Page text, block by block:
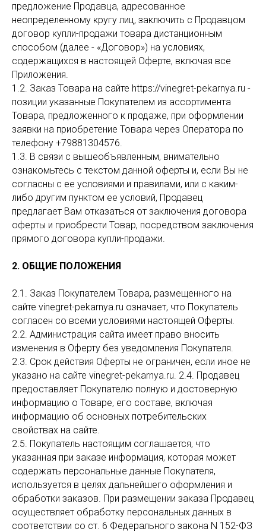
предложение Продавца, адресованное
неопределенному кругу лиц, заключить с Продавцом
договор купли-продажи товара дистанционным
способом (далее - «Договор») на условиях,
содержащихся в настоящей Оферте, включая все
Приложения.
1.2. Заказ Товара на сайте https://vinegret-pekarnya.ru -
позиции указанные Покупателем из ассортимента
Товара, предложенного к продаже, при оформлении
заявки на приобретение Товара через Оператора по
телефону +79881304576.
1.3. В связи с вышеобъявленным, внимательно
ознакомьтесь с текстом данной оферты и, если Вы не
согласны с ее условиями и правилами, или с каким-
либо другим пунктом ее условий, Продавец
предлагает Вам отказаться от заключения договора
оферты и приобрести Товар, посредством заключения
прямого договора купли-продажи.
2. ОБЩИЕ ПОЛОЖЕНИЯ
2.1. Заказ Покупателем Товара, размещенного на
сайте vinegret-pekarnya.ru означает, что Покупатель
согласен со всеми условиями настоящей Оферты.
2.2. Администрация сайта имеет право вносить
изменения в Оферту без уведомления Покупателя.
2.3. Срок действия Оферты не ограничен, если иное не
указано на сайте vinegret-pekarnya.ru. 2.4. Продавец
предоставляет Покупателю полную и достоверную
информацию о Товаре, его составе, включая
информацию об основных потребительских
свойствах на сайте.
2.5. Покупатель настоящим соглашается, что
указанная при заказе информация, которая может
содержать персональные данные Покупателя,
используется в целях дальнейшего оформления и
обработки заказов. При размещении заказа Продавец
осуществляет обработку персональных данных в
соответствии со ст. 6 Федерального закона N 152-ФЗ